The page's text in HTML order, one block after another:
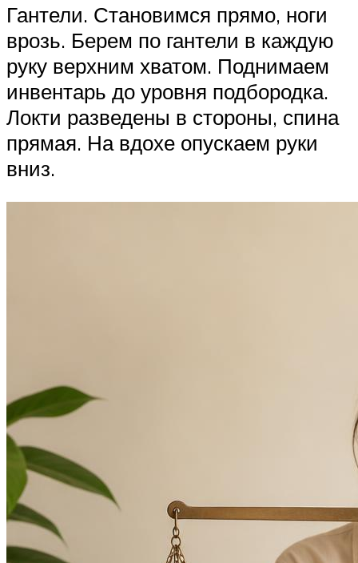
Гантели. Становимся прямо, ноги
врозь. Берем по гантели в каждую
руку верхним хватом. Поднимаем
инвентарь до уровня подбородка.
Локти разведены в стороны, спина
прямая. На вдохе опускаем руки
вниз.